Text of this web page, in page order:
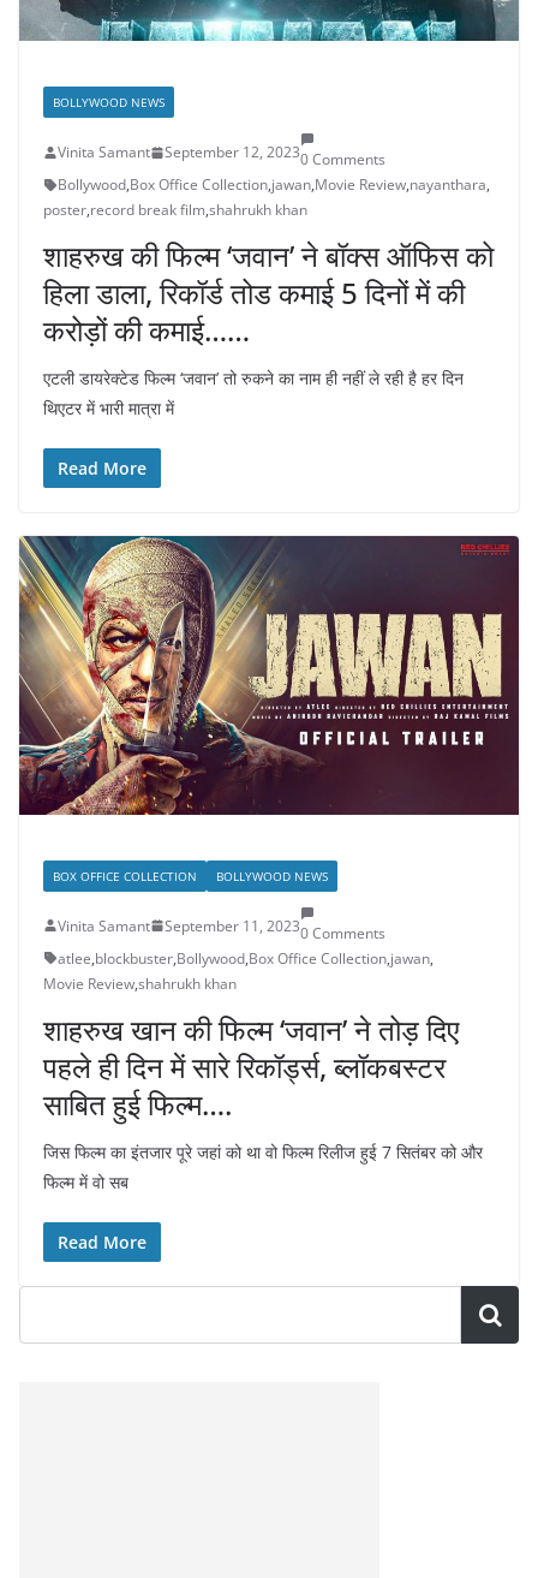
BOLLYWOOD NEWS
Vinita Samant September 12, 20230 Comments
Bollywood,Box Office Collection,jawan,Movie Review,nayanthara,
poster,record break film,shahrukh khan
शाहरुख की फिल्म ‘जवान’ ने बॉक्स ऑफिस को
हिला डाला, रिकॉर्ड तोड कमाई 5 दिनों में की
करोड़ों की कमाई……
एटली डायरेक्टेड फिल्म ‘जवान’ तो रुकने का नाम ही नहीं ले रही है हर दिन
थिएटर में भारी मात्रा में
Read More
BOX OFFICE COLLECTION BOLLYWOOD NEWS
Vinita Samant September 11, 20230 Comments
atlee,blockbuster,Bollywood,Box Office Collection,jawan,
Movie Review,shahrukh khan
शाहरुख खान की फिल्म ‘जवान’ ने तोड़ दिए
पहले ही दिन में सारे रिकॉर्ड्स, ब्लॉकबस्टर
साबित हुई फिल्म….
जिस फिल्म का इंतजार पूरे जहां को था वो फिल्म रिलीज हुई 7 सितंबर को और
फिल्म में वो सब
Read More